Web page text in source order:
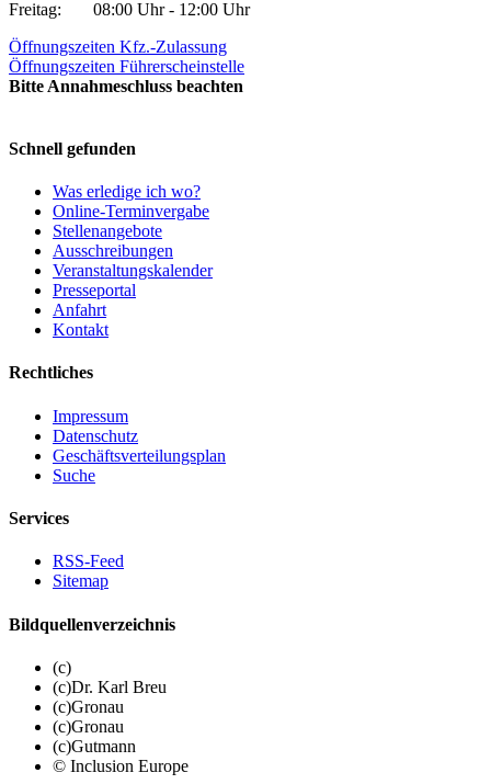
Freitag:
08:00 Uhr - 12:00 Uhr
Öffnungszeiten Kfz.-Zulassung
Öffnungszeiten Führerscheinstelle
Bitte Annahmeschluss beachten
Schnell gefunden
Was erledige ich wo?
Online-Terminvergabe
Stellenangebote
Ausschreibungen
Veranstaltungskalender
Presseportal
Anfahrt
Kontakt
Rechtliches
Impressum
Datenschutz
Geschäftsverteilungsplan
Suche
Services
RSS-Feed
Sitemap
Bildquellenverzeichnis
(c)
(c)Dr. Karl Breu
(c)Gronau
(c)Gronau
(c)Gutmann
© Inclusion Europe